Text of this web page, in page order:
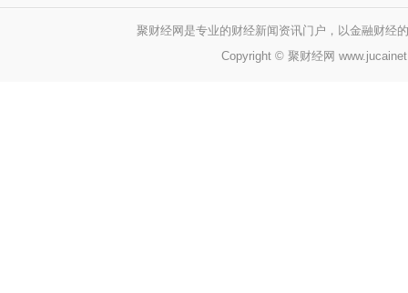
聚财经网是专业的财经新闻资讯门户，以金融财经
Copyright © 聚财经网